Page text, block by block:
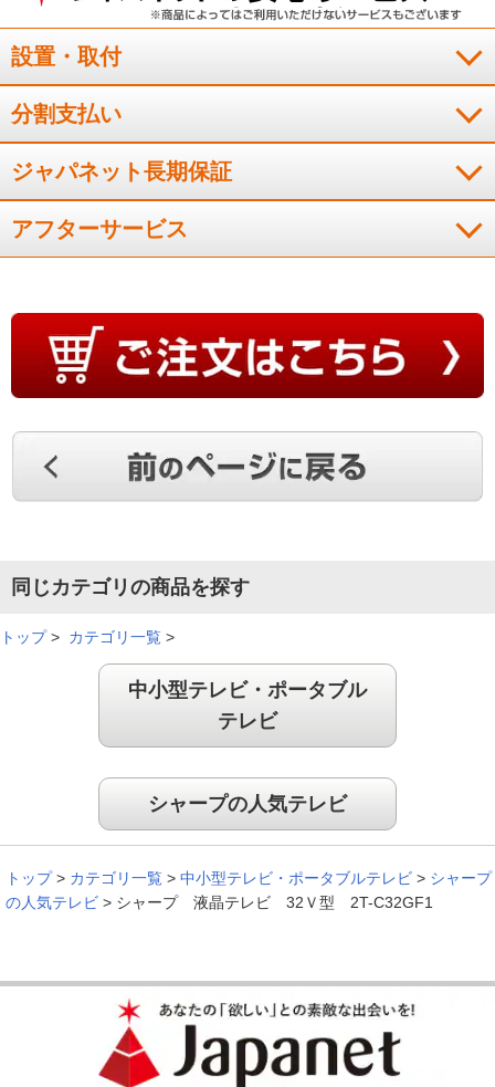
操作が分かりやすい
自分で初期設定しましたが、操作がわかりやすかったです。
（東京都50代S.T様）
ネット動画が見れる
（長崎県60代 H.J様
※「お客様の声」は実際にご購入されたお客様からのご意見を掲載しておりま
※商品により、同一シリーズをご購入された方の声を含みます。
設置・取付
分割支払い
ジャパネット長期保証
アフターサービス
同じカテゴリの商品を探す
トップ> カテゴリ一覧 >
中小型テレビ・ポータブル
テレビ
シャープの人気テレビ
トップ > カテゴリ一覧 > 中小型テレビ・ポータブルテレビ > シャープ
の人気テレビ > シャープ 液晶テレビ 32Ｖ型 2T-C32GF1